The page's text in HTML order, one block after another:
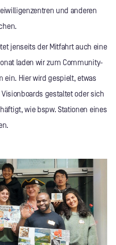
und anderen
jenseits der Mitfahrt auch eine
laden wir zum Community-
ein. Hier wird gespielt, etwas
gestaltet oder sich
wie bspw. Stationen eines